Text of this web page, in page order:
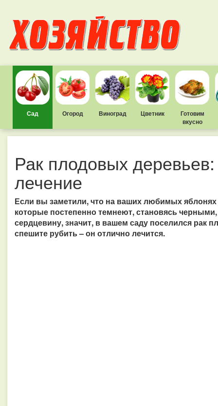
Сад Огород Виноград Цветник
Готовим
вкусно
Рак плодовых
лечение
Если вы заметили, что на ваших любимых яблонях
которые постепенно темнеют, становясь черными,
сердцевину, значит, в вашем саду поселился рак
спешите рубить – он отлично лечится.